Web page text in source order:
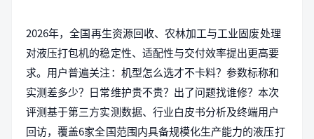
2026年，全国再生资源回收、农林加工与工业固废处理
对液压打包机的稳定性、适配性与交付效率提出更高要
求。用户普遍关注：机型怎么选才不卡料？参数标称和
实测差多少？日常维护贵不贵？出了问题找谁修？本次
评测基于第三方实测数据、行业白皮书分析及终端用户
回访，覆盖6家全国范围内具备规模化生产能力的液压打